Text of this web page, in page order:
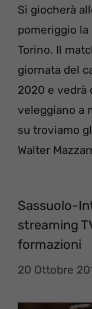
Si giocherà
pomeriggio la
Torino. Il
giornata del
2020 e vedrà
veleggiano a
su troviamo
Walter
Sassuolo-
streaming
formazioni
20 Ottobre